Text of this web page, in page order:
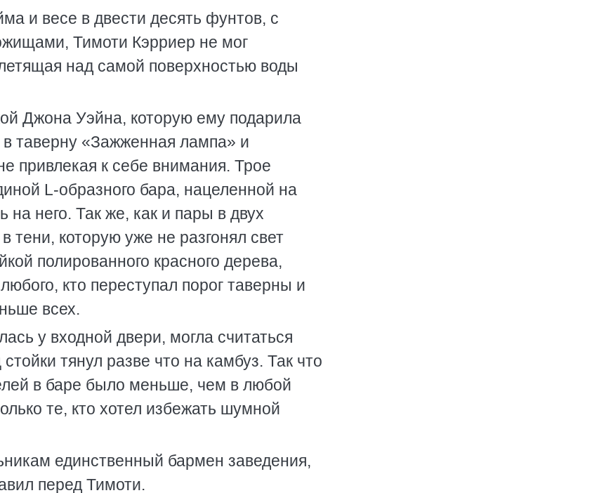
и весе в двести десять фунтов, с
Тимоти Кэрриер не мог
над самой поверхностью воды
Джона Уэйна, которую ему подарила
таверну «Зажженная лампа» и
привлекая к себе внимания. Трое
L-образного бара, нацеленной на
на него. Так же, как и пары в двух
тени, которую уже не разгонял свет
полированного красного дерева,
кто переступал порог таверны и
всех.
у входной двери, могла считаться
тянул разве что на камбуз. Так что
в баре было меньше, чем в любой
те, кто хотел избежать шумной
единственный бармен заведения,
перед Тимоти.